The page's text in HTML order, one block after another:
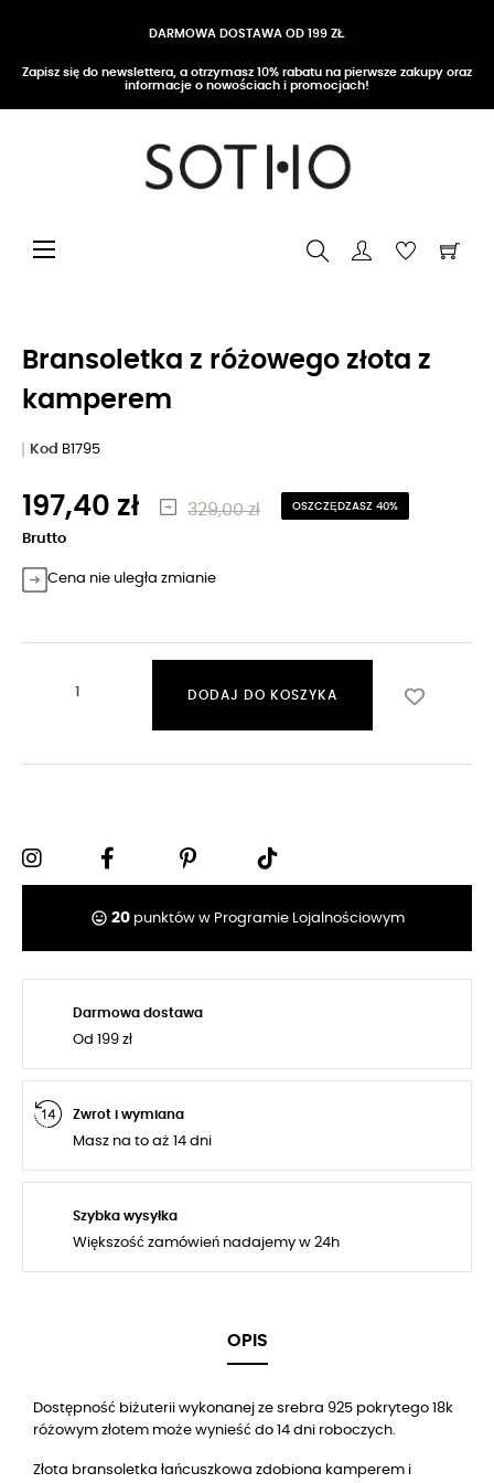
DARMOWA DOSTAWA OD 199 ZŁ
Zapisz się do newslettera, a otrzymasz 10% rabatu na pierwsze zakupy oraz
informacje o nowościach i promocjach!
Przełącz nawigację
☰
Bransoletka z różowego złota z
kamperem
Kod B1795
197,40 zł 329,00 zł OSZCZĘDZASZ 40%
Brutto
Cena nie uległa zmianie
DODAJ DO KOSZYKA
tag_faces 20punktów w Programie Lojalnościowym
Darmowa dostawa
Od 199 zł
Zwrot i wymiana
Masz na to aż 14 dni
Szybka wysyłka
Większość zamówień nadajemy w 24h
OPIS
Dostępność biżuterii wykonanej ze srebra 925 pokrytego 18k
różowym złotem może wynieść do 14 dni roboczych.
Złota bransoletka łańcuszkowa zdobiona kamperem i